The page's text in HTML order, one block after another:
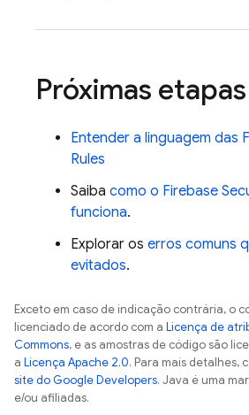
Próximas etapas
Entender a linguagem das
Rules
Saiba como o Firebase
funciona.
Explorar os erros comuns
evitados.
Exceto em caso de indicação contrária, o
licenciado de acordo com a Licença de
Commons, e as amostras de código são
a Licença Apache 2.0. Para mais detalhes,
site do Google Developers. Java é uma
e/ou afiliadas.